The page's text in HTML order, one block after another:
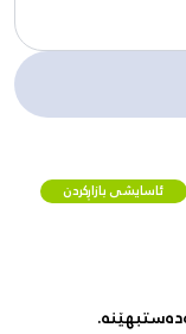
ئاسایشی بازاڕکردن